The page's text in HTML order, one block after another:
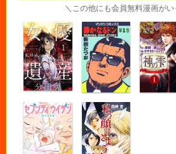
＼この他にも会員無料漫画がい